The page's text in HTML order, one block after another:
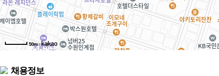
50m
채용정보